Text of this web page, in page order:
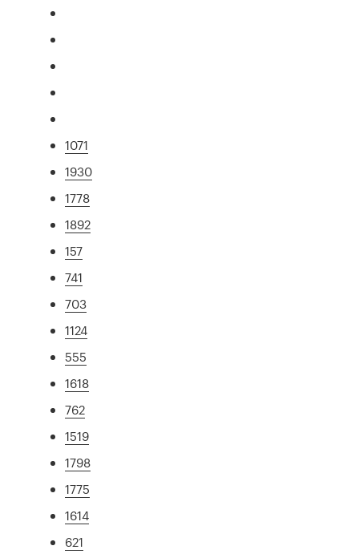
1071
1930
1778
1892
157
741
703
1124
555
1618
762
1519
1798
1775
1614
621